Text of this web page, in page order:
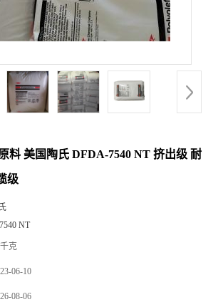
料 美国陶氏 DFDA-7540 NT 挤出级 耐
级
NT
克
06-10
08-06